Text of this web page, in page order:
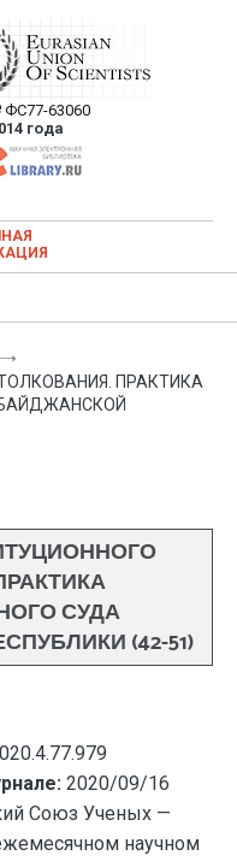
Ученых —
статей в
журнале
63060
года
научных статей в
журнале
ПРАКТИКА
СУДА
(42-51)
2020/09/16
Союз Ученых —
научном